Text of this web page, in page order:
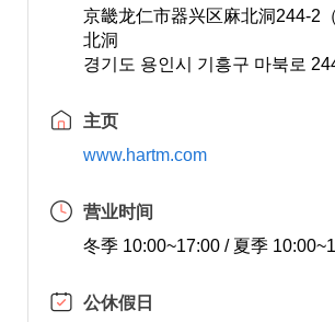
京畿龙仁市器兴区麻北洞244-2
北洞
경기도 용인시 기흥구 마북로
主页
www.hartm.com
营业时间
冬季 10:00~17:00 / 夏季
公休假日